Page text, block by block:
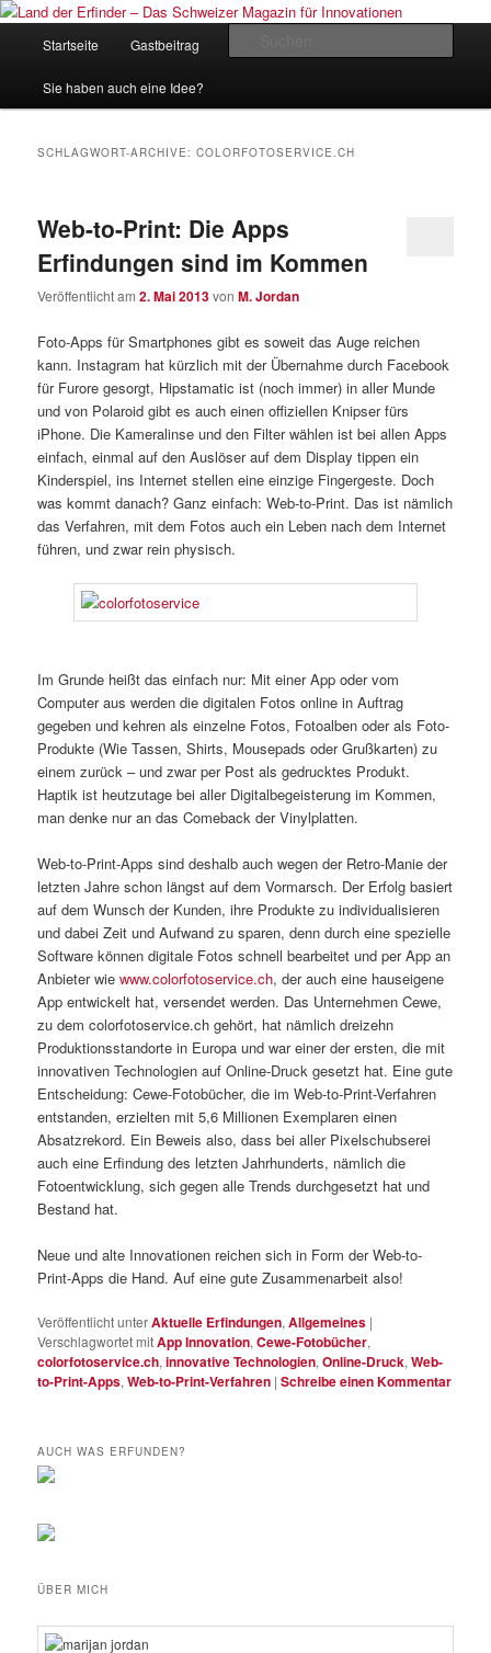
Zum
wechseln
Zum
wechselnLand der Erfinder – Das Schweizer
Startseite Gastbeitrag
Sie haben auch eine Idee?
SCHLAGWORT-ARCHIVE:COLORFOTOSERVICE.CH
Web-to-Print: Die Apps
Erfindungen sind im Kommen
Veröffentlicht am2. Mai 2013vonM. Jordan
Foto-Apps für Smartphones gibt es soweit das Auge reichen
kann. Instagram hat kürzlich mit der Übernahme durch Facebook
für Furore gesorgt, Hipstamatic ist (noch immer) in aller Munde
und von Polaroid gibt es auch einen offiziellen Knipser fürs
iPhone. Die Kameralinse und den Filter wählen ist bei allen Apps
einfach, einmal auf den Auslöser auf dem Display tippen ein
Kinderspiel, ins Internet stellen eine einzige Fingergeste. Doch
was kommt danach? Ganz einfach: Web-to-Print. Das ist nämlich
das Verfahren, mit dem Fotos auch ein Leben nach dem Internet
führen, und zwar rein physisch.
Im Grunde heißt das einfach nur: Mit einer App oder vom
Computer aus werden die digitalen Fotos online in Auftrag
gegeben und kehren als einzelne Fotos, Fotoalben oder als Foto-
Produkte (Wie Tassen, Shirts, Mousepads oder Grußkarten) zu
einem zurück – und zwar per Post als gedrucktes Produkt.
Haptik ist heutzutage bei aller Digitalbegeisterung im Kommen,
man denke nur an das Comeback der Vinylplatten.
Web-to-Print-Apps sind deshalb auch wegen der Retro-Manie der
letzten Jahre schon längst auf dem Vormarsch. Der Erfolg basiert
auf dem Wunsch der Kunden, ihre Produkte zu individualisieren
und dabei Zeit und Aufwand zu sparen, denn durch eine spezielle
Software können digitale Fotos schnell bearbeitet und per App an
Anbieter wiewww.colorfotoservice.ch, der auch eine hauseigene
App entwickelt hat, versendet werden. Das Unternehmen Cewe,
zu dem colorfotoservice.ch gehört, hat nämlich dreizehn
Produktionsstandorte in Europa und war einer der ersten, die mit
innovativen Technologien auf Online-Druck gesetzt hat. Eine gute
Entscheidung: Cewe-Fotobücher, die im Web-to-Print-Verfahren
entstanden, erzielten mit 5,6 Millionen Exemplaren einen
Absatzrekord. Ein Beweis also, dass bei aller Pixelschubserei
auch eine Erfindung des letzten Jahrhunderts, nämlich die
Fotoentwicklung, sich gegen alle Trends durchgesetzt hat und
Bestand hat.
Neue und alte Innovationen reichen sich in Form der Web-to-
Print-Apps die Hand. Auf eine gute Zusammenarbeit also!
Veröffentlicht unterAktuelle Erfindungen,Allgemeines |
Verschlagwortet mitApp Innovation,Cewe-Fotobücher,
colorfotoservice.ch,innovative Technologien,Online-Druck,Web-
to-Print-Apps,Web-to-Print-Verfahren |Schreibe einen Kommentar
AUCH WAS ERFUNDEN?
ÜBER MICH